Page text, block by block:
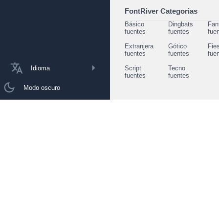
Idioma
Modo oscuro
FontRiver Categorias
Básico
fuentes
Dingbats
fuentes
Extranjera
fuentes
Gótico
fuentes
Script
fuentes
Tecno
fuentes